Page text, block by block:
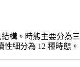
構。時態主要分為三
性細分為 12 種時態。